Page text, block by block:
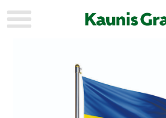
AJANKOHTAISTA
IDROTT
KULTUR